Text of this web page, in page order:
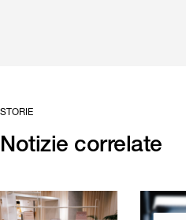
STORIE
Notizie correlate